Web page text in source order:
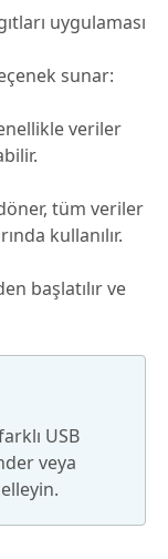
uygulaması
sunar:
veriler
tüm veriler
kullanılır.
başlatılır ve
USB
veya